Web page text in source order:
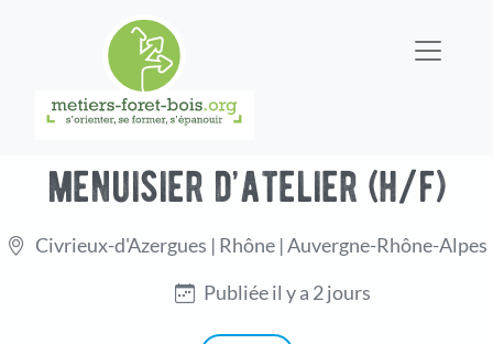
menuisier d’atelier (h/f)
Civrieux-d'Azergues | Rhône | Auvergne-Rhône-Alpes
Publiée il y a 2 jours